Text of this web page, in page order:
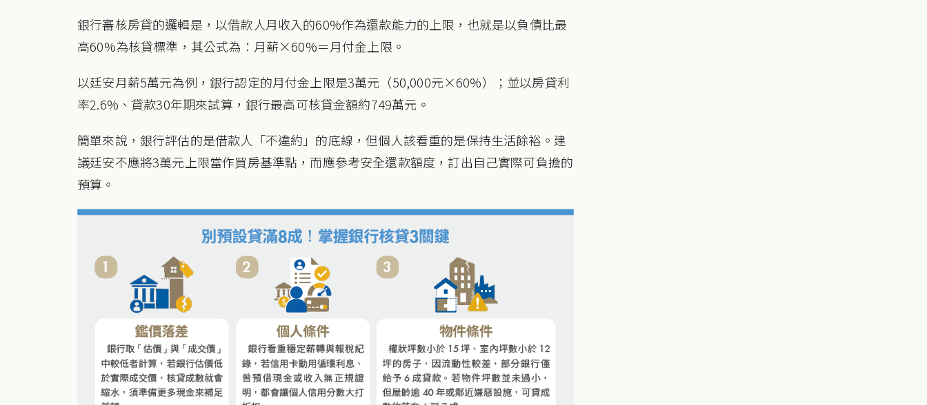
銀行審核房貸的邏輯是，以借款人月收入的60%作為還款能力的上限，也就是以負債比最
高60%為核貸標準，其公式為：月薪×60%＝月付金上限。
以廷安月薪5萬元為例，銀行認定的月付金上限是3萬元（50,000元×60%）；並以房貸利
率2.6%、貸款30年期來試算，銀行最高可核貸金額約749萬元。
簡單來說，銀行評估的是借款人「不違約」的底線，但個人該看重的是保持生活餘裕。建
議廷安不應將3萬元上限當作買房基準點，而應參考安全還款額度，訂出自己實際可負擔的
預算。